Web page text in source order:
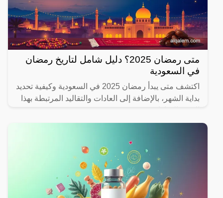
متى رمضان 2025؟ دليل شامل لتاريخ رمضان
في السعودية
اكتشف متى يبدأ رمضان 2025 في السعودية وكيفية تحديد
بداية الشهر، بالإضافة إلى العادات والتقاليد المرتبطة بهذا